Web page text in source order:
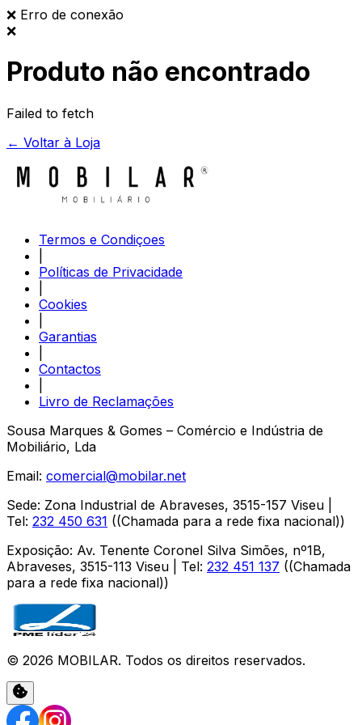
❌ Erro de conexão
❌
Produto não encontrado
Failed to fetch
← Voltar à Loja
Termos e Condiçoes
Políticas de Privacidade
Cookies
Garantias
Contactos
Livro de Reclamações
Sousa Marques & Gomes – Comércio e Indústria de
Mobiliário, Lda
Email: comercial@mobilar.net
Sede: Zona Industrial de Abraveses, 3515-157 Viseu
Tel: 232 450 631 ((Chamada para a rede fixa nacional))
Exposição: Av. Tenente Coronel Silva Simões, nº1B,
Abraveses, 3515-113 Viseu | Tel: 232 451 137 ((Chamada
para a rede fixa nacional))
© 2026 MOBILAR. Todos os direitos reservados.